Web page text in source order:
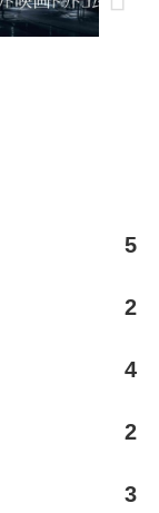
5
2
4
2
3